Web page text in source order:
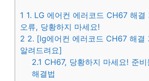
1 1. LG 에어컨 에러코드 CH67 해결
오류, 당황하지 마세요!
2 2. [lg에어컨 에러코드 CH67 해결
알려드려요]
2.1 CH67, 당황하지 마세요! 준
해결법